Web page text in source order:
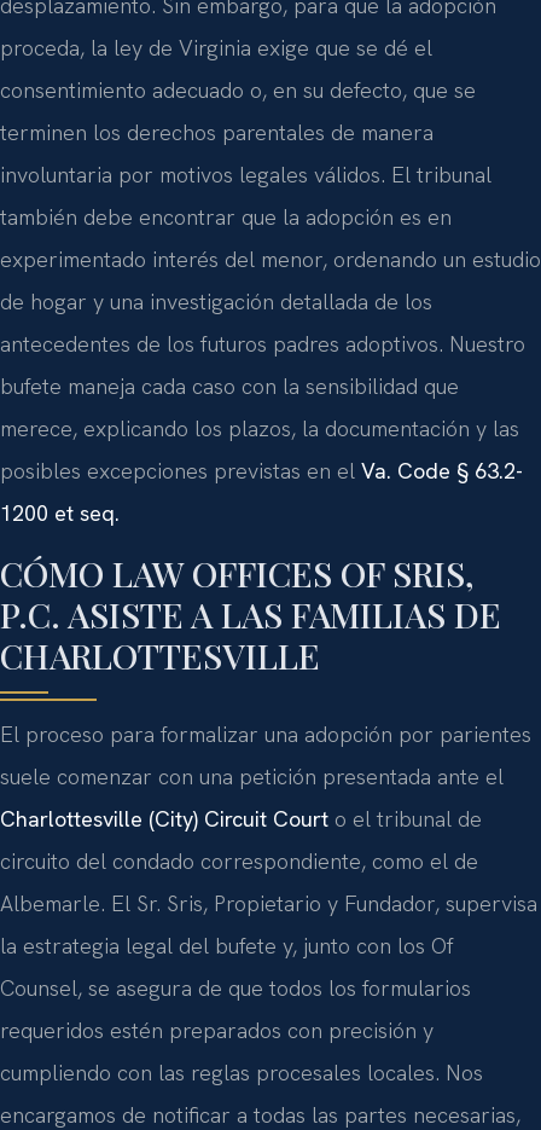
desplazamiento. Sin embargo, para que la adopción
proceda, la ley de Virginia exige que se dé el
consentimiento adecuado o, en su defecto, que se
terminen los derechos parentales de manera
involuntaria por motivos legales válidos. El tribunal
también debe encontrar que la adopción es en
experimentado interés del menor, ordenando un estudio
de hogar y una investigación detallada de los
antecedentes de los futuros padres adoptivos. Nuestro
bufete maneja cada caso con la sensibilidad que
merece, explicando los plazos, la documentación y las
posibles excepciones previstas en el Va. Code § 63.2-
1200 et seq.
CÓMO LAW OFFICES OF SRIS,
P.C. ASISTE A LAS FAMILIAS DE
CHARLOTTESVILLE
El proceso para formalizar una adopción por parientes
suele comenzar con una petición presentada ante el
Charlottesville (City) Circuit Court o el tribunal de
circuito del condado correspondiente, como el de
Albemarle. El Sr. Sris, Propietario y Fundador, supervisa
la estrategia legal del bufete y, junto con los Of
Counsel, se asegura de que todos los formularios
requeridos estén preparados con precisión y
cumpliendo con las reglas procesales locales. Nos
encargamos de notificar a todas las partes necesarias,